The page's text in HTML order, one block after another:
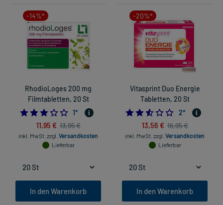
-14%*
RhodioLoges 200 mg
Filmtabletten, 20 St
3.0
1*
11,95 € 13,95 €
inkl. MwSt. zzgl. Versandkosten
Lieferbar
In den Warenkorb
-20%*
Vitasprint Duo Energie
Tabletten, 20 St
2.5
2*
13,56 € 16,95 €
inkl. MwSt. zzgl. Versandkosten
Lieferbar
In den Warenkorb